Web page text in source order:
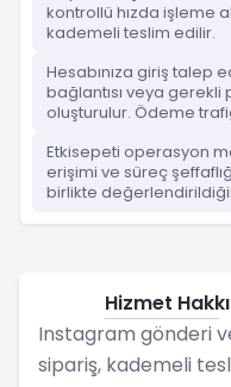
kontrollü hızda işleme
kademeli teslim edilir.
Hesabınıza giriş talep
bağlantısı veya
oluşturulur. Ödeme
Etkisepeti operasyon
erişimi ve süreç
birlikte
Hizmet
Instagram gönderi
sipariş, kademeli